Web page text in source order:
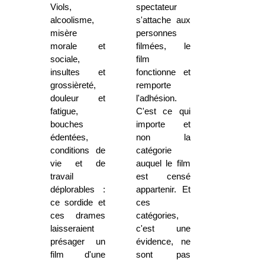
Viols,
alcoolisme,
misère
morale et
sociale,
insultes et
grossièreté,
douleur et
fatigue,
bouches
édentées,
conditions de
vie et de
travail
déplorables :
ce sordide et
ces drames
laisseraient
présager un
film d'une
spectateur
s'attache aux
personnes
filmées, le
film
fonctionne et
remporte
l'adhésion.
C'est ce qui
importe et
non la
catégorie
auquel le film
est censé
appartenir. Et
ces
catégories,
c'est une
évidence, ne
sont pas